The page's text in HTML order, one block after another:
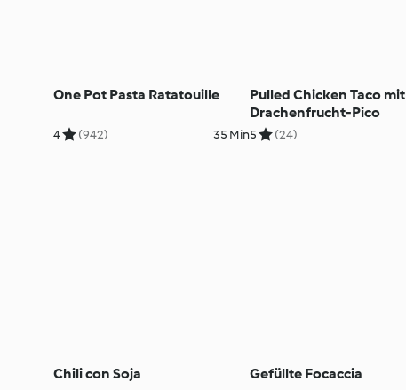
One Pot Pasta Ratatouille
4 (942) 35 Min
Pulled Chicken Taco mit
Drachenfrucht-Pico
5 (24)
Chili con Soja Gefüllte Focaccia